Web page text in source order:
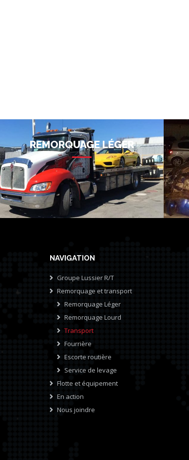
REMORQUAGE LÉGER
NAVIGATION
Groupe Lussier R/T
Remorquage et transport
Remorquage Léger
Remorquage Lourd
Transport
Fourrière
Escorte routière
Service de levage
Flotte et équipement
En action
Nous joindre